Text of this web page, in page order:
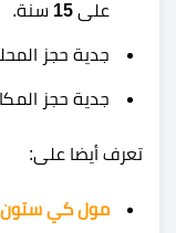
على 15 سنة.
جدية حجز
جدية حجز
تعرف أيضا على:
مول كي ستون